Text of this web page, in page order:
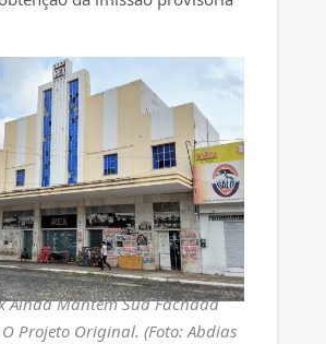
Ainda Mantém Sua Fachada
Projeto Original. (Foto: Abdias